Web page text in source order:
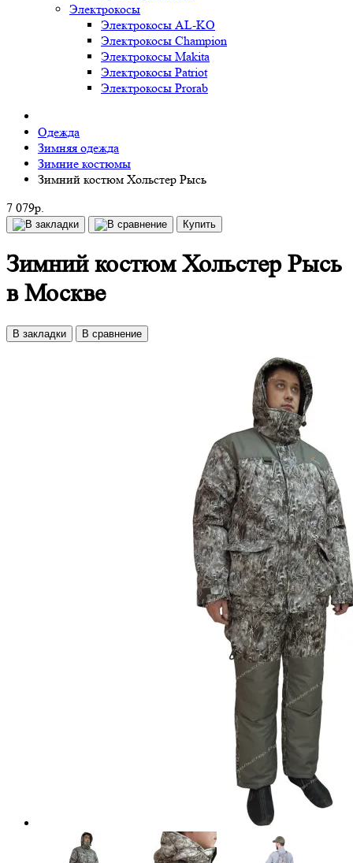
Электрокосы
Электрокосы AL-KO
Электрокосы Champion
Электрокосы Makita
Электрокосы Patriot
Электрокосы Prorab
Одежда
Зимняя одежда
Зимние костюмы
Зимний костюм Хольстер Рысь
7 079р.
Купить
Зимний костюм Хольстер Рысь
в Москве
В закладки В сравнение